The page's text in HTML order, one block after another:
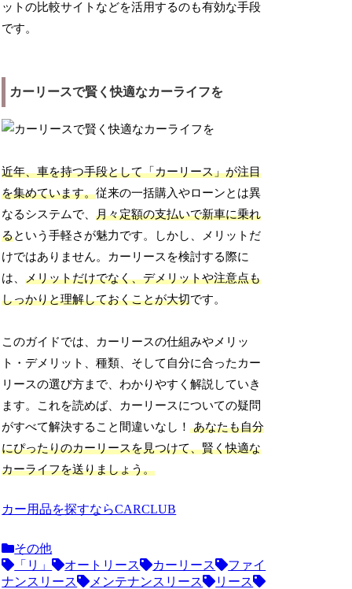
ットの比較サイトなどを活用するのも有効な手段
です。
カーリースで賢く快適なカーライフを
近年、車を持つ手段として「カーリース」が注目
を集めています。従来の一括購入やローンとは異
なるシステムで、月々定額の支払いで新車に乗れ
るという手軽さが魅力です。しかし、メリットだ
けではありません。カーリースを検討する際に
は、メリットだけでなく、デメリットや注意点も
しっかりと理解しておくことが大切です。
このガイドでは、カーリースの仕組みやメリッ
ト・デメリット、種類、そして自分に合ったカー
リースの選び方まで、わかりやすく解説していき
ます。これを読めば、カーリースについての疑問
がすべて解決すること間違いなし！あなたも自分
にぴったりのカーリースを見つけて、賢く快適な
カーライフを送りましょう。
カー用品を探すならCARCLUB
その他
「リ」
オートリース カーリース
ファイ
ナンスリース
メンテナンスリース
リース